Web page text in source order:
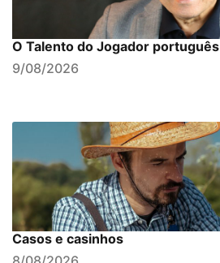
O Talento do Jogador português
9/08/2026
Casos e casinhos